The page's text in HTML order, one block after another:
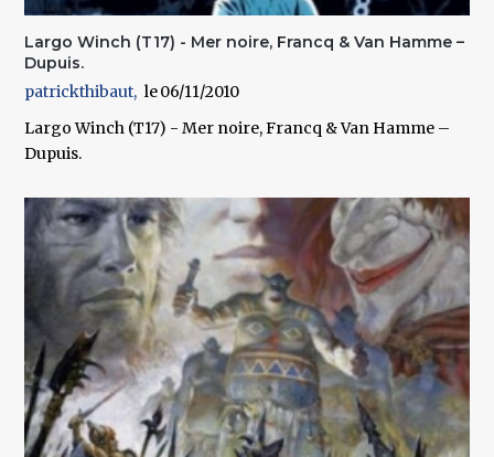
Largo Winch (T17) - Mer noire, Francq & Van Hamme –
Dupuis.
patrickthibaut
06/11/2010
Largo Winch (T17) - Mer noire, Francq & Van Hamme –
Dupuis.